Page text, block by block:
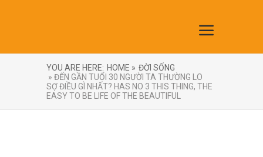
YOU ARE HERE: HOME » ĐỜI SỐNG
» ĐẾN GẦN TUỔI 30 NGƯỜI TA THƯỜNG LO
SỢ ĐIỀU GÌ NHẤT? HAS NO 3 THIS THING, THE
EASY TO BE LIFE OF THE BEAUTIFUL